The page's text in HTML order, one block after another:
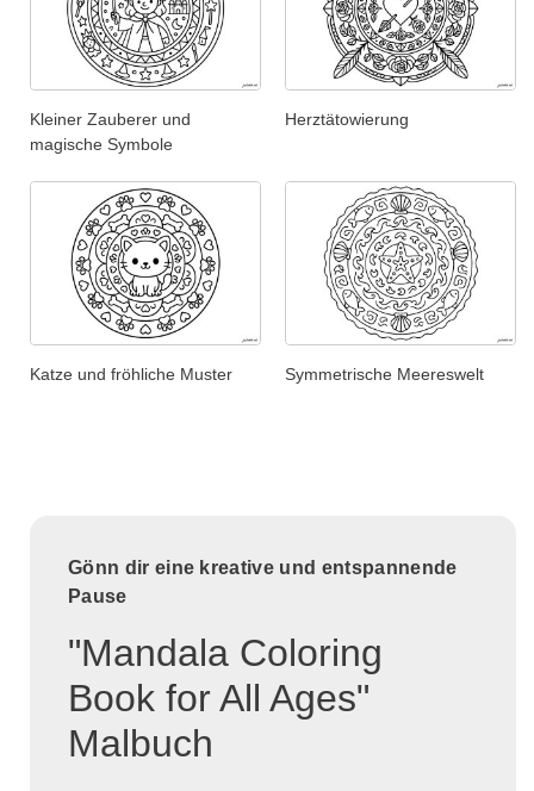
Kleiner Zauberer und
magische Symbole
Herztätowierung
Katze und fröhliche Muster Symmetrische Meereswelt
Gönn dir eine kreative und entspannende
Pause
"Mandala Coloring
Book for All Ages"
Malbuch